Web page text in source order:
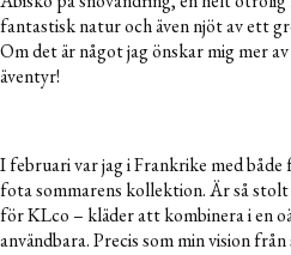
fantastisk natur och även njöt av ett
Om det är något jag önskar mig mer
äventyr!
I februari var jag i Frankrike med
fota sommarens kollektion. Är så
för KLco – kläder att kombinera i en
användbara. Precis som min vision